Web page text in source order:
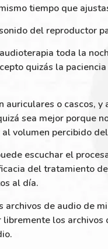
tiempo que
del reproductor
toda la
quizás la
auriculares o cascos,
sea mejor porque
volumen percibido
escuchar el
del tratamiento
al día.
archivos de audio de
libremente los